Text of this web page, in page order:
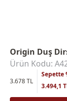
Origin Duş
Ürün Kodu:
3.678 TL
Sepette
3.494,1